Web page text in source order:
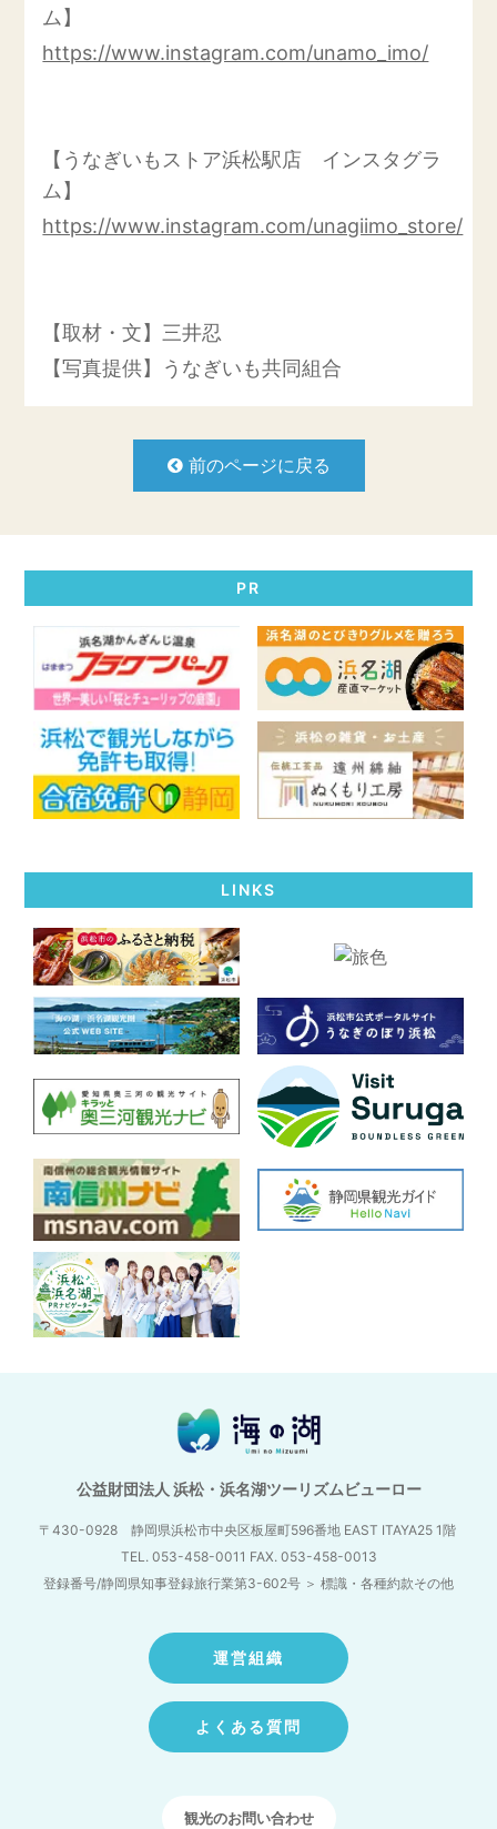
ム】
https://www.instagram.com/unamo_imo/
【うなぎいもストア浜松駅店 インスタグラ
ム】
https://www.instagram.com/unagiimo_store/
【取材・文】三井忍
【写真提供】うなぎいも共同組合
前のページに戻る
PR
LINKS
公益財団法人 浜松・浜名湖ツーリズムビューロー
〒430-0928 静岡県浜松市中央区板屋町596番地 EAST ITAYA25 1階
TEL. 053-458-0011 FAX. 053-458-0013
登録番号/静岡県知事登録旅行業第3-602号 ＞ 標識・各種約款その他
運営組織
よくある質問
観光のお問い合わせ